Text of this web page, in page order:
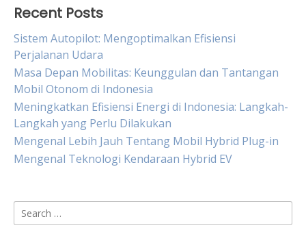
Recent Posts
Sistem Autopilot: Mengoptimalkan Efisiensi
Perjalanan Udara
Masa Depan Mobilitas: Keunggulan dan Tantangan
Mobil Otonom di Indonesia
Meningkatkan Efisiensi Energi di Indonesia: Langkah-
Langkah yang Perlu Dilakukan
Mengenal Lebih Jauh Tentang Mobil Hybrid Plug-in
Mengenal Teknologi Kendaraan Hybrid EV
Search
for: